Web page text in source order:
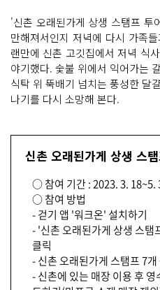
'신촌 오래된가게 상생 스탬프 투
만해져서인지 저녁에 다시 가족
랜만에 신촌 고깃집에서 저녁 식
야기했다. 숯불 위에서 익어가는
식탁 위 뚝배기 넘치는 풍성한 달
나기를 다시 소망해 본다.
신촌 오래된가게 상생 스
○ 참여 기간 : 2023. 3. 18~5.
○ 참여 방법
- 걷기 앱 '워크온' 설치하기
- '신촌 오래된가게 상생 스탬
클릭
- 신촌 오래된가게 스탬프 7
- 신촌에 있는 매장 이용 후